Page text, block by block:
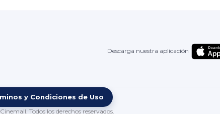
Descarga nuestra aplicación
y Condiciones de Uso
Todos los derechos reservados.